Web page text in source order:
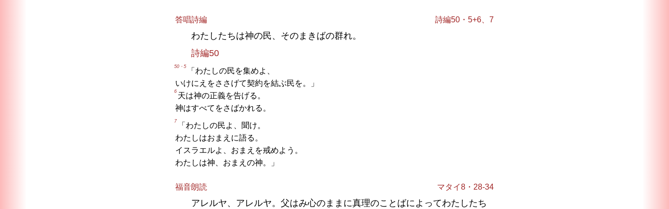
答唱詩編 詩編50・5+6、7
わたしたちは神の民、そのまきばの群れ。
詩編50
50・5
「わたしの民を集めよ、
いけにえをささげて契約を結ぶ民を。」
6
天は神の正義を告げる。
神はすべてをさばかれる。
7
「わたしの民よ、聞け。
わたしはおまえに語る。
イスラエルよ、おまえを戒めよう。
わたしは神、おまえの神。」
福音朗読 マタイ8・28-34
アレルヤ、アレルヤ。父はみ心のままに真理のことばによってわたしたち